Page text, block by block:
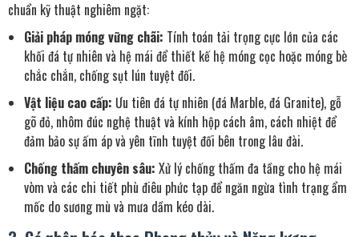
chuẩn kỹ thuật nghiêm ngặt:
Giải pháp móng vững chãi: Tính toán tải trọng cực lớn của các
khối đá tự nhiên và hệ mái để thiết kế hệ móng cọc hoặc móng bè
chắc chắn, chống sụt lún tuyệt đối.
Vật liệu cao cấp: Ưu tiên đá tự nhiên (đá Marble, đá Granite), gỗ
gõ đỏ, nhôm đúc nghệ thuật và kính hộp cách âm, cách nhiệt để
đảm bảo sự ấm áp và yên tĩnh tuyệt đối bên trong lâu đài.
Chống thấm chuyên sâu: Xử lý chống thấm đa tầng cho hệ mái
vòm và các chi tiết phù điêu phức tạp để ngăn ngừa tình trạng ẩm
mốc do sương mù và mưa dầm kéo dài.